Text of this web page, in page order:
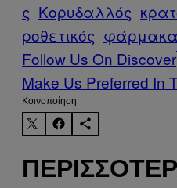
ς Κορυδαλλός
ροθετικός φάρμακα
Follow Us On Discover
Make Us Preferred In
Kοινοποίηση